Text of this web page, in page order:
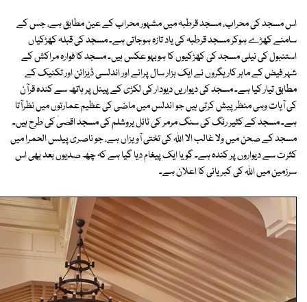
اس مسجد کی محراب، مسجد قرطبہ میں مشہور محراب کے عین مطابق ہے، جس کے
سامنے کھڑے ہوکر مسجد قرطبہ کی یاد تازہ ہوجاتی ہے۔ مسجد کی قبلہ کھڑکیاں
استنبول کی نیلی مسجد کی کھڑکیوں کا ہوبہو عکس ہیں۔ مسجد کا فوارہ مراکش کے
شہر فیض کے ماہر کاریگروں نے ایک ہزار سال پرانے اور اندلسی ڈیزائن اور تکنیک کے
مطابق تیار کیا ہے۔ مسجد کی دیواریں دیودار کی لکڑی کے پینل پر ہاتھ سے کندہ قرآن
کی آیات وہی منظر پیش کرتی ہیں جو اندلس میں ماضی کی عظیم عمارتوں میں نظرآتا
ہے۔ مسجد کے کثیر رنگ کی سنگ مرمر کی ٹائل یروشلم کی مسجد اقصیٰ کی طرح ہیں۔
مسجد کے صحن میں ولا غالب الا اللہ کی تختی آویزاں ہے، جو ناصری پیلس الحمرا میں
کثرت سے دیواروں پر کندہ ہے۔ گویا ایک پیغام دیا گیا ہے کہ چھ صدیوں بعد بھی اس
سرزمین میں اللہ کی کبریائی کا اعلان ہے۔